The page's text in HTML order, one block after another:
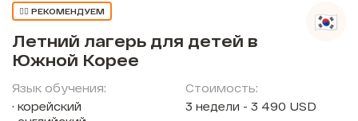
👍🏼 РЕКОМЕНДУЕМ
Летний лагерь для детей в
Южной Корее
Язык обучения:
корейский
Стоимость:
3 недели - 3 490 USD